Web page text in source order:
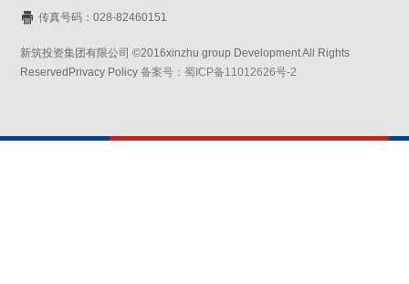
传真号码：028-82460151
新筑投资集团有限公司 ©2016xinzhu group Development All Rights
ReservedPrivacy Policy备案号：蜀ICP备11012626号-2